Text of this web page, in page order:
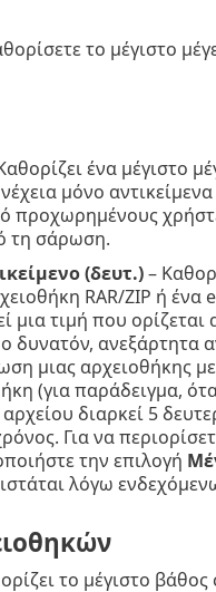
το μέγιστο
ένα μέγιστο
μόνο
προχωρημένους
τη σάρωση.
(δευτ.)–
RAR/ZIP ή
μια τιμή που
δυνατόν, ανεξάρτητα
μιας αρχειοθήκης
(για παράδειγμα,
διαρκεί 5
Για να
την επιλογή
λόγω
το μέγιστο